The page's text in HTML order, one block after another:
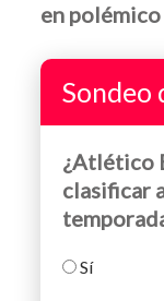
en
Sondeo
¿Atlético
clasificar
Sí